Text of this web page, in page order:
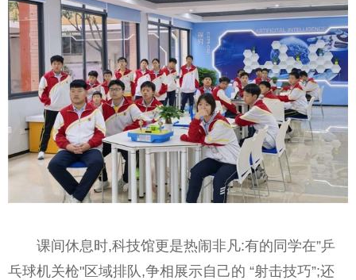
课间休息时,科技馆更是热闹非凡:有的同学在”乒
乓球机关枪"区域排队,争相展示自己的 “射击技巧”;还